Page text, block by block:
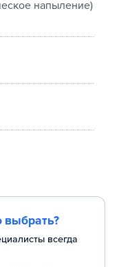
напыление)
всегда